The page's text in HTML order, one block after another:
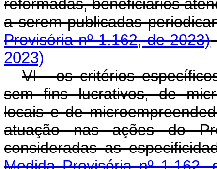
reformadas, beneficiários
a serem publicadas
Provisória nº 1.162, de 2023)
2023)
VI - os critérios
sem fins lucrativos, de
locais e de
atuação nas ações do
consideradas as